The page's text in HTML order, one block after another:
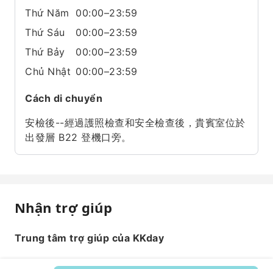
Thứ Năm
00:00–23:59
Thứ Sáu
00:00–23:59
Thứ Bảy
00:00–23:59
Chủ Nhật 00:00–23:59
Cách di chuyển
安檢後--經過護照檢查和安全檢查後，貴賓室位於
出發層 B22 登機口旁。
Nhận trợ giúp
Trung tâm trợ giúp của KKday